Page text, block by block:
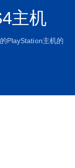
主机
PlayStation主机的